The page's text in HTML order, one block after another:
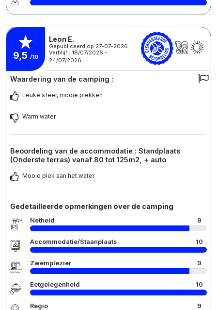
9,5 /10
Leon E.
Gepubliceerd op 27-07-2026
Verblijf : 18/07/2026 -
24/07/2026
Waardering van de camping :
Leuke sfeer, mooie plekken
Warm water
Beoordeling van de accommodatie : Standplaats
(Onderste terras) vanaf 80 tot 125m2, + auto
Mooie plek aan het water
Gedetailleerde opmerkingen over de camping
Netheid 9
Accommodatie/Staanplaats 10
Zwemplezier 9
Eetgelegenheid 10
Regio 9